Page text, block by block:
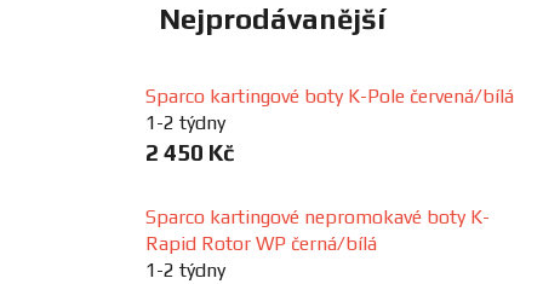
Nejprodávanější
Sparco kartingové boty K-Pole červená/bílá
1-2 týdny
2 450 Kč
Sparco kartingové nepromokavé boty K-
Rapid Rotor WP černá/bílá
1-2 týdny